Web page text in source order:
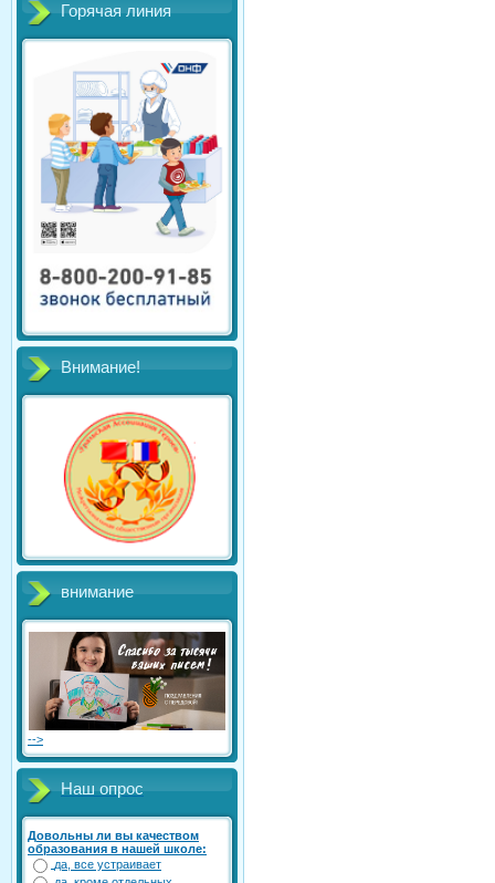
Горячая линия
Внимание!
внимание
-->
Наш опрос
Довольны ли вы качеством
образования в нашей школе:
да, все устраивает